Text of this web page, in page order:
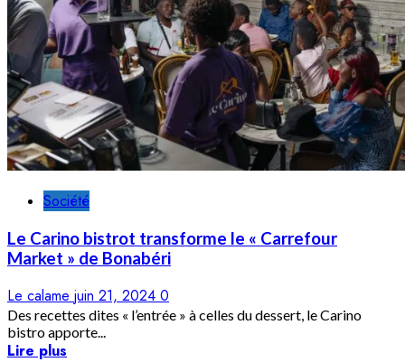
Société
Le Carino bistrot transforme le « Carrefour
Market » de Bonabéri
Le calame juin 21, 2024 0
Des recettes dites « l’entrée » à celles du dessert, le Carino
bistro apporte...
Lire plus